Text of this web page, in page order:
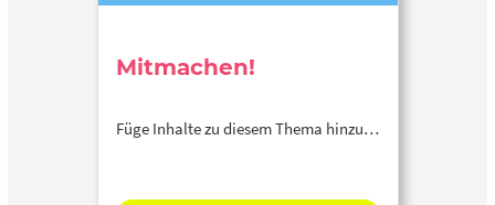
Mitmachen!
Füge Inhalte zu diesem Thema hinzu…